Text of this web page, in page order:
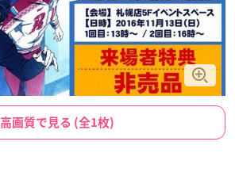
高画質で見る (全1枚)